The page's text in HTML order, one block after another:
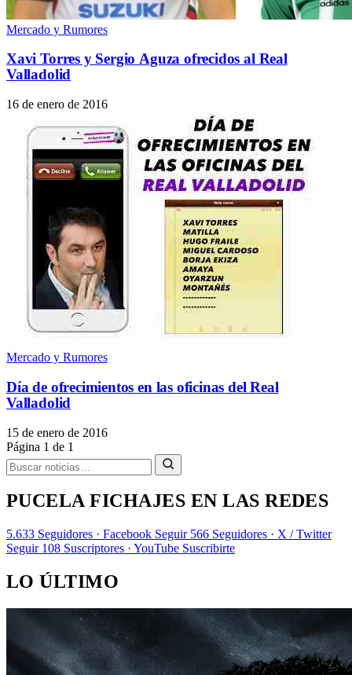
Mercado y Rumores
Xavi Torres y Sergio Aguza ofrecidos al Real
Valladolid
16 de enero de 2016
Mercado y Rumores
Día de ofrecimientos en las oficinas del Real
Valladolid
15 de enero de 2016
Página 1 de 1
PUCELA FICHAJES EN LAS REDES
5.633 Seguidores · Facebook Seguir 566 Seguidores · X / Twitter
Seguir 108 Suscriptores · YouTube Suscribirte
LO ÚLTIMO